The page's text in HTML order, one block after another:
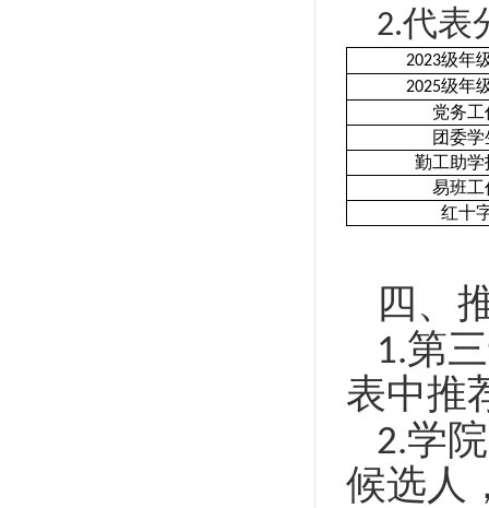
2.代表
2023级年
2025级年
党务工
团委学
勤工助学
易班工
红十
四、
1.第
表中推
2.学
候选人